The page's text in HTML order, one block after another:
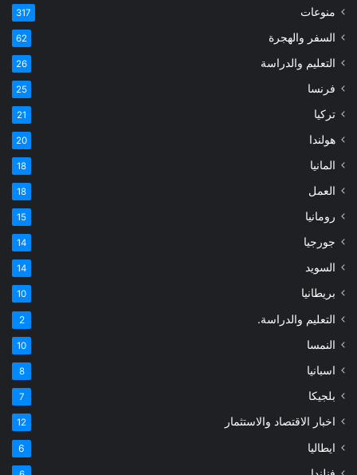
منوعات 317
السفر والهجرة 62
التعليم والدراسة 26
فرنسا 25
تركيا 21
هولندا 20
المانيا 18
العمل 18
رومانيا 15
جورجيا 14
السويد 14
بريطانيا 10
التعليم والدراسة. 2
النمسا 10
اسبانيا 8
بلجيكا 7
اخبار الاقتصاد والاستثمار 12
ايطاليا 6